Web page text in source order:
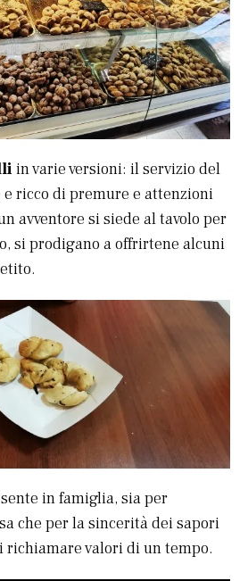
in varie versioni: il servizio del
ricco di premure e attenzioni
avventore si siede al tavolo per
si prodigano a offrirtene alcuni
in famiglia, sia per
che per la sincerità dei sapori
richiamare valori di un tempo.